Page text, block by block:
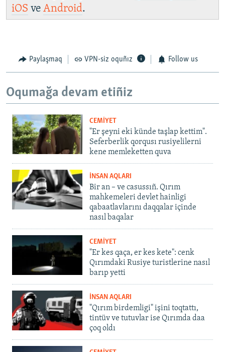
iOS ve Android.
Paylaşmaq VPN-siz oquñız Follow us
Oqumağa devam etiñiz
CEMİYET
"Er şeyni eki künde taşlap kettim".
Seferberlik qorqusı rusiyelilerni
kene memleketten quva
İNSAN AQLARI
Bir an – ve casussıñ. Qırım
mahkemeleri devlet hainligi
qabaatlavlarını daqqalar içinde
nasıl baqalar
CEMİYET
"Er kes qaça, er kes kete": cenk
Qırımdaki Rusiye turistlerine nasıl
barıp yetti
İNSAN AQLARI
"Qırım birdemligi" işini toqtattı,
tintüv ve tutuvlar ise Qırımda daa
çoq oldı